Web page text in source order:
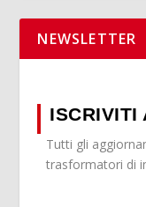
NEWSLETTER
ISCRIVITI
Tutti gli
trasformatori di